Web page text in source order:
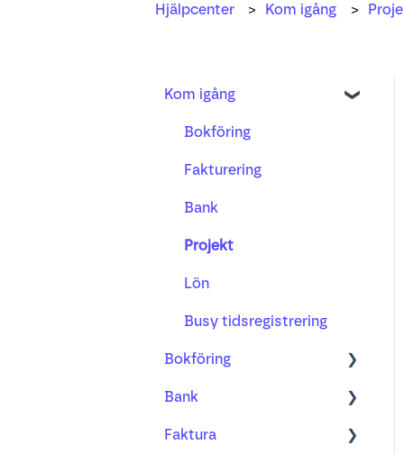
Hjälpcenter Kom igång
Kom igång
Bokföring
Fakturering
Bank
Projekt
Lön
Busy tidsregistrering
Bokföring
Kom igång med ny
Bank
Bank
Faktura